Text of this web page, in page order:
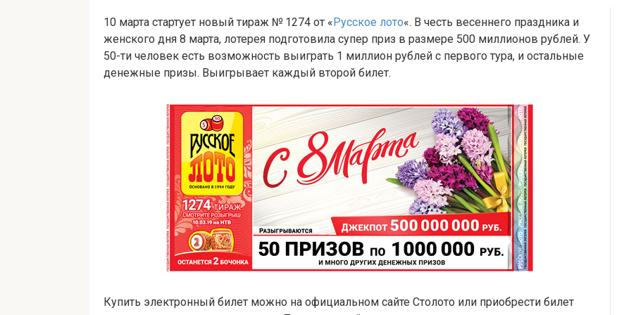
10 марта стартует новый тираж № 1274 от «Русское лото«. В честь весеннего праздника и
женского дня 8 марта, лотерея подготовила супер приз в размере 500 миллионов рублей. У
50-ти человек есть возможность выиграть 1 миллион рублей с первого тура, и остальные
денежные призы. Выигрывает каждый второй билет.
Купить электронный билет можно на официальном сайте Столото или приобрести билет